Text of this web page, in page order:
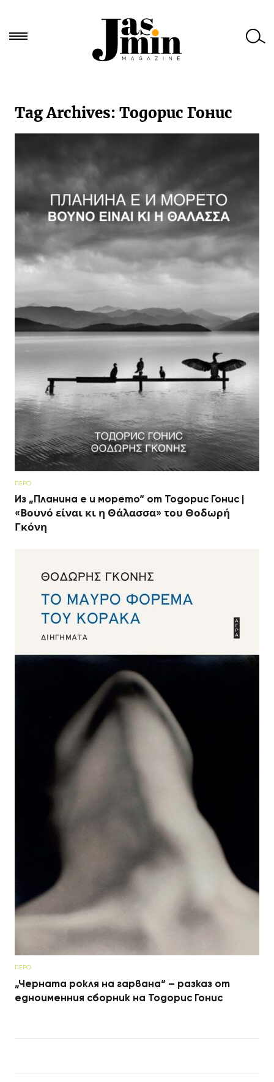
за:Tag Archives: Тодорис Гонис
ПЕРО
Из „Планина е и морето“ от Тодорис Гонис |
«Βουνό είναι κι η Θάλασσα» του Θοδωρή
Γκόνη
ПЕРО
„Черната рокля на гарвана“ – разказ от
едноименния сборник на Тодорис Гонис